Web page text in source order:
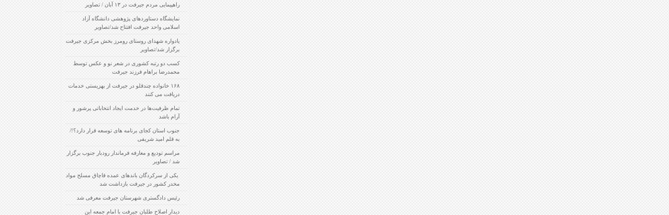
راهپیمایی مردم جیرفت در ۱۳ آبان / تصاویر
نمایشگاه دستاوردهای پژوهشی دانشگاه آزاد
اسلامی واحد جیرفت افتتاح شد/تصاویر
یادواره شهدای روستای رومرز بخش مرکزی جیرفت
برگزار شد/تصاویر
کسب دو رتبه کشوری در شعر نو و عکس توسط
محمدرضا براهام فرزند جیرفت
۱۶۸ خانواده چندقلو در جیرفت از بهزیستی خدمات
دریافت می کنند
تمام ظرفیت‌ها در خدمت ایجاد انتخاباتی پرشور و
آرام باشد
جنوب استان کجای برنامه های توسعه قرار دارد؟!/
به قلم امید شریفی
مراسم تودیع و معارفه فرماندار رودبار جنوب برگزار
شد / تصاویر
‍ یکی از سرکردگان باندهای عمده قاچاق مسلح مواد
مخدر کشور در جیرفت بازداشت شد
رئیس دادگستری شهرستان جیرفت معرفی شد
دیدار اصلاح طلبان جیرفت با امام جمعه این